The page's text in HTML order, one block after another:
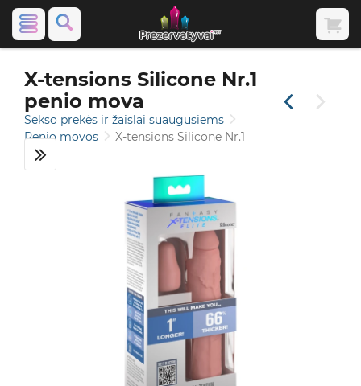
X-tensions Silicone Nr.1
penio mova
Sekso prekės ir žaislai suaugusiems
Penio movos
X-tensions Silicone Nr.1